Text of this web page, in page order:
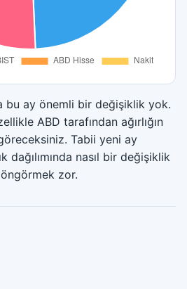
bu ay önemli bir değişiklik yok.
ABD tarafından ağırlığın
Tabii yeni ay
dağılımında nasıl bir değişiklik
zor.